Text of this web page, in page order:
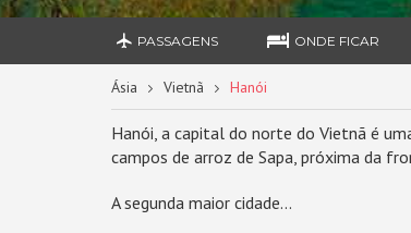
PASSAGENS ONDE FICAR
Ásia Vietnã Hanói
Hanói, a capital do norte do Vietnã é
campos de arroz de Sapa, próxima da
A segunda maior cidade...